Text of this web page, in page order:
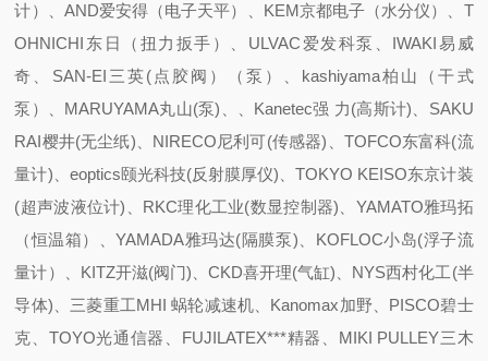
计）、AND爱安得（电子天平）、KEM京都电子（水分仪）、T
OHNICHI东日（扭力扳手）、ULVAC爱发科泵、IWAKI易威
奇、SAN-EI三英(点胶阀）（泵）、kashiyama柏山（干式
泵）、MARUYAMA丸山(泵)、、Kanetec强 力(高斯计)、SAKU
RAI樱井(无尘纸)、NIRECO尼利可(传感器)、TOFCO东富科(流
量计)、eoptics颐光科技(反射膜厚仪)、TOKYO KEISO东京计装
(超声波液位计)、RKC理化工业(数显控制器)、YAMATO雅玛拓
（恒温箱）、YAMADA雅玛达(隔膜泵)、KOFLOC小岛(浮子流
量计）、KITZ开滋(阀门)、CKD喜开理(气缸)、NYS西村化工(半
导体)、三菱重工MHI 蜗轮减速机、Kanomax加野、PISCO碧士
克、TOYO光通信器、FUJILATEX***精器、MIKI PULLEY三木